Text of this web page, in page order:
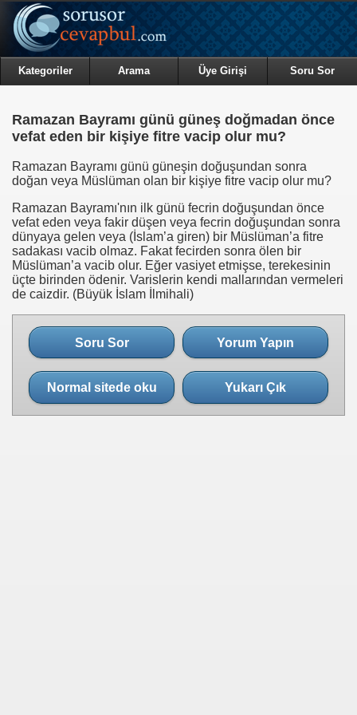
Kategoriler Arama Üye Girişi Soru Sor
Ramazan Bayramı günü güneş doğmadan önce
vefat eden bir kişiye fitre vacip olur mu?
Ramazan Bayramı günü güneşin doğuşundan sonra
doğan veya Müslüman olan bir kişiye fitre vacip olur mu?
Ramazan Bayramı'nın ilk günü fecrin doğuşundan önce
vefat eden veya fakir düşen veya fecrin doğuşundan sonra
dünyaya gelen veya (İslam’a giren) bir Müslüman’a fitre
sadakası vacib olmaz. Fakat fecirden sonra ölen bir
Müslüman’a vacib olur. Eğer vasiyet etmişse, terekesinin
üçte birinden ödenir. Varislerin kendi mallarından vermeleri
de caizdir. (Büyük İslam İlmihali)
Soru Sor Yorum Yapın
Normal sitede oku Yukarı Çık